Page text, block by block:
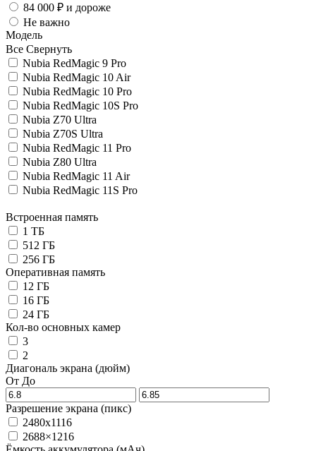
84 000 ₽ и дороже
Не важно
Модель
Все Свернуть
Nubia RedMagic 9 Pro
Nubia RedMagic 10 Air
Nubia RedMagic 10 Pro
Nubia RedMagic 10S Pro
Nubia Z70 Ultra
Nubia Z70S Ultra
Nubia RedMagic 11 Pro
Nubia Z80 Ultra
Nubia RedMagic 11 Air
Nubia RedMagic 11S Pro
Встроенная память
1 ТБ
512 ГБ
256 ГБ
Оперативная память
12 ГБ
16 ГБ
24 ГБ
Кол-во основных камер
3
2
Диагональ экрана (дюйм)
От До
Разрешение экрана (пикс)
2480x1116
2688×1216